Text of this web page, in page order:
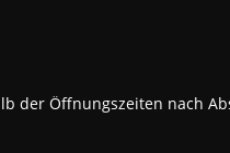
der Öffnungszeiten nach